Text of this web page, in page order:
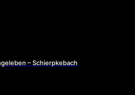
– Schierpkebach